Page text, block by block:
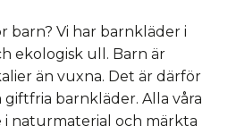
barn? Vi har barnkläder i
ekologisk ull. Barn är
än vuxna. Det är därför
barnkläder. Alla våra
i naturmaterial och märkta